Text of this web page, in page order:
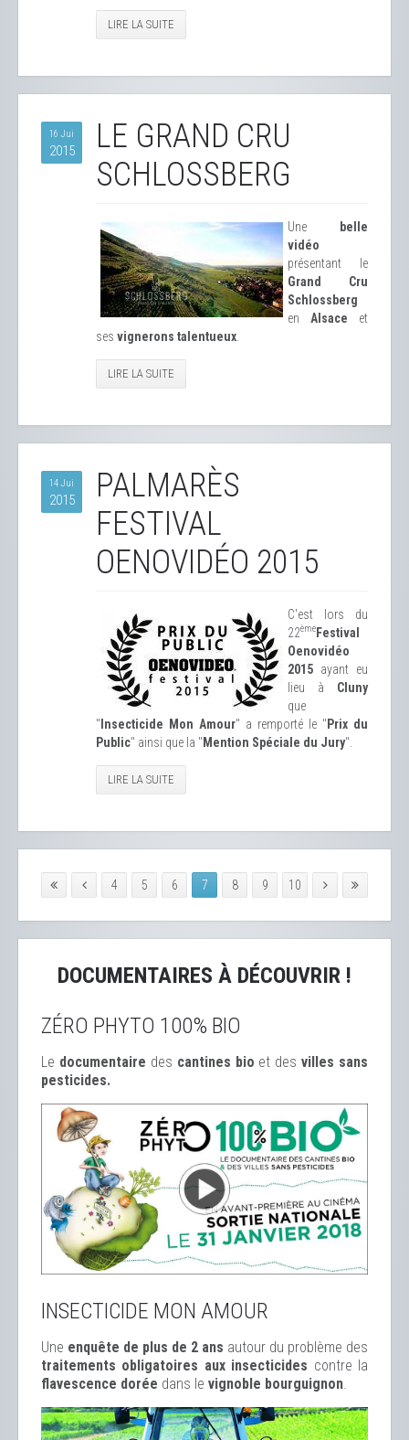
LIRE LA SUITE
16 Jui
2015
LE GRAND CRU
SCHLOSSBERG
Une
belle
vidéo
présentant le
Grand Cru
Schlossberg
en Alsace et
ses vignerons talentueux
LIRE LA SUITE
14 Jui
2015
PALMARÈS
FESTIVAL
OENOVIDÉO 2015
C'est lors du
22ème Festival
Oenovidéo
2015 ayant eu
lieu à Cluny
que
" Insecticide Mon Amour" a remporté le " Prix du
Public" ainsi que la " Mention Spéciale du Jury".
LIRE LA SUITE
4 5 6 7 8 9 10
DOCUMENTAIRES À DÉCOUVRIR !
ZÉRO PHYTO 100% BIO
Le documentaire des cantines bio et desvilles sans
pesticides.
INSECTICIDE MON AMOUR
Une enquête de plus de 2 ans autour du problème des
traitements obligatoires aux insecticides contre la
flavescence dorée dans le vignoble bourguignon